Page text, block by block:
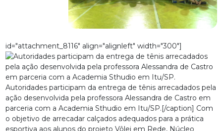
id="attachment_8116" align="alignleft" width="300"]
Autoridades participam da entrega de tênis arrecadados pela
ação desenvolvida pela professora Alessandra de Castro em
parceria com a Academia Sthudio em Itu/SP.[/caption] Com
o objetivo de arrecadar calçados adequados para a prática
esportiva aos alunos do projeto Vôlei em Rede, Núcleo